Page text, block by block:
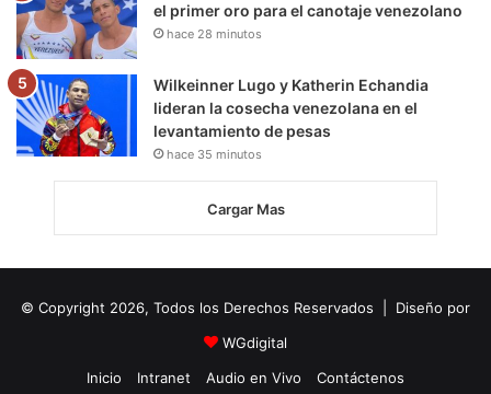
el primer oro para el canotaje venezolano
hace 28 minutos
Wilkeinner Lugo y Katherin Echandia
lideran la cosecha venezolana en el
levantamiento de pesas
hace 35 minutos
Cargar Mas
© Copyright 2026, Todos los Derechos Reservados | Diseño por
WGdigital
Inicio
Intranet Audio en Vivo Contáctenos